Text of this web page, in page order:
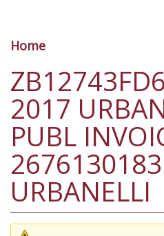
Tu sei qui
Home
2017
PUBL
2676130183
URBANELLI